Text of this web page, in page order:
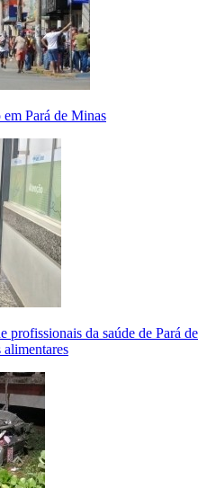
Pará de Minas
profissionais da saúde de Pará de
alimentares